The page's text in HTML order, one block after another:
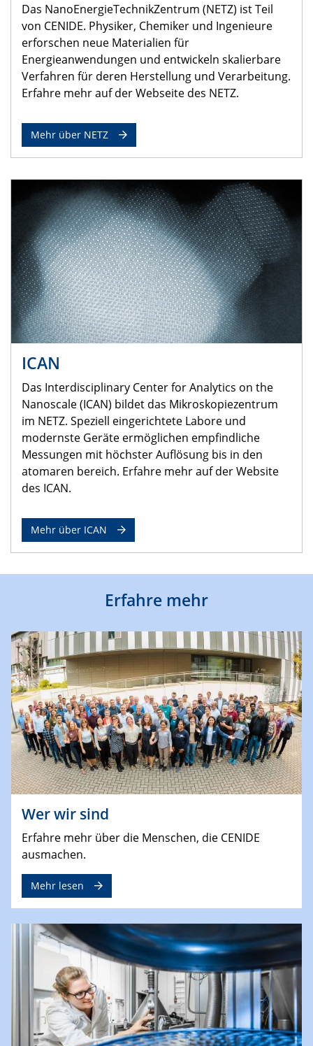
Das NanoEnergieTechnikZentrum (NETZ) ist Teil
von CENIDE. Physiker, Chemiker und Ingenieure
erforschen neue Materialien für
Energieanwendungen und entwickeln skalierbare
Verfahren für deren Herstellung und Verarbeitung.
Erfahre mehr auf der Webseite des NETZ.
Mehr über NETZ
ICAN
Das Interdisciplinary Center for Analytics on the
Nanoscale (ICAN) bildet das Mikroskopiezentrum
im NETZ. Speziell eingerichtete Labore und
modernste Geräte ermöglichen empfindliche
Messungen mit höchster Auflösung bis in den
atomaren bereich. Erfahre mehr auf der Website
des ICAN.
Mehr über ICAN
Erfahre mehr
Wer wir sind
Erfahre mehr über die Menschen, die CENIDE
ausmachen.
Mehr lesen